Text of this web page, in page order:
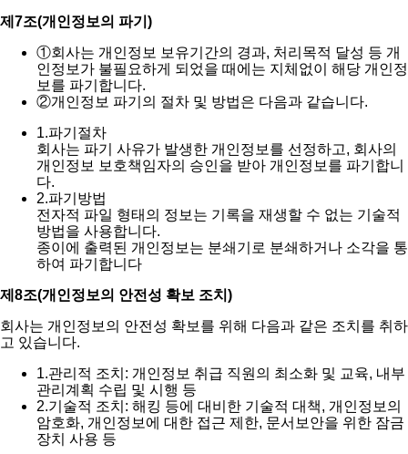
제7조(개인정보의 파기)
①회사는 개인정보 보유기간의 경과, 처리목적 달성 등 개
인정보가 불필요하게 되었을 때에는 지체없이 해당 개인정
보를 파기합니다.
②개인정보 파기의 절차 및 방법은 다음과 같습니다.
1.파기절차
회사는 파기 사유가 발생한 개인정보를 선정하고, 회사의
개인정보 보호책임자의 승인을 받아 개인정보를 파기합니
다.
2.파기방법
전자적 파일 형태의 정보는 기록을 재생할 수 없는 기술적
방법을 사용합니다.
종이에 출력된 개인정보는 분쇄기로 분쇄하거나 소각을 통
하여 파기합니다
제8조(개인정보의 안전성 확보 조치)
회사는 개인정보의 안전성 확보를 위해 다음과 같은 조치를 취하
고 있습니다.
1.관리적 조치: 개인정보 취급 직원의 최소화 및 교육, 내부
관리계획 수립 및 시행 등
2.기술적 조치: 해킹 등에 대비한 기술적 대책, 개인정보의
암호화, 개인정보에 대한 접근 제한, 문서보안을 위한 잠금
장치 사용 등